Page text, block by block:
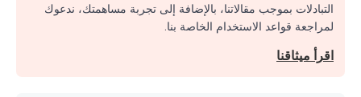
التبادلات بموجب مقالاتنا، بالإضافة إلى تجربة مساهمتك، ندعوك
لمراجعة قواعد الاستخدام الخاصة بنا.
اقرأ ميثاقنا